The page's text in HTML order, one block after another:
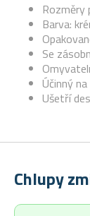
Rozměry
Barva:
Se
Účinný
Ušetří
Chlupy